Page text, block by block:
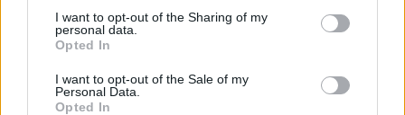
not limited to your visit or usage behaviour. You may click to
grant or deny consent to Google and its third-party tags to
use your data for below specified purposes in below Google
consent section.
I want to opt-out of the Sharing of my
personal data.
Opted In
I want to opt-out of the Sale of my
Personal Data.
Opted In